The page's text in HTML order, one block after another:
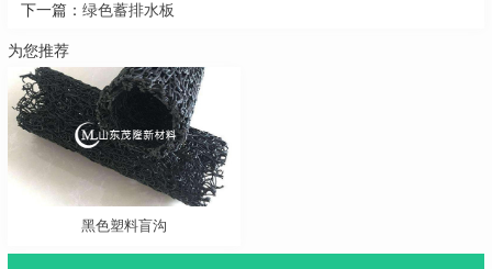
下一篇： 绿色蓄排水板
为您推荐
黑色塑料盲沟